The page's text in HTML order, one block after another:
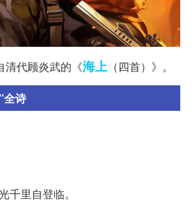
清代顾炎武的《海上 （四首）》。
全诗
千里自登临。